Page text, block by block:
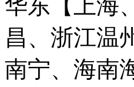
华东【上海
昌、浙江温
南宁、海南